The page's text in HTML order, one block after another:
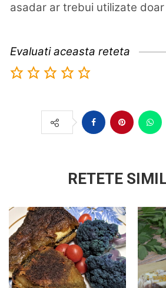
asadar ar trebui utilizate
Evaluati aceasta reteta
RETETE